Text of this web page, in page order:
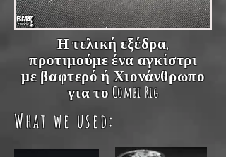
Η τελική εξέδρα,
προτιμούμε ένα αγκίστρι
με βαφτερό ή Χιονάνθρωπο
για το Combi Rig
What we used: